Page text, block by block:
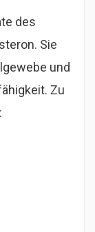
des
Sie
und
Zu